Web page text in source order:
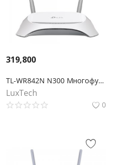
319,800
TL-WR842N N300 Многофункциональный Wi-Fi роутер с поддержкой 3G/4G
LuxTech
0